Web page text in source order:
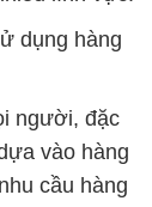
dụng hàng
người, đặc
vào hàng
cầu hàng